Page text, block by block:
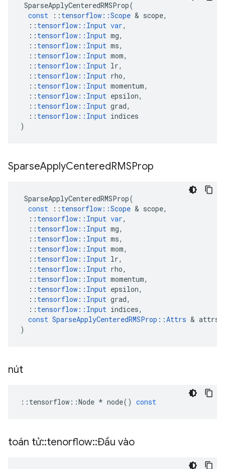
SparseApplyCenteredRMSProp(
const
:: tensorflow ::Scope & scope,
:: tensorflow :: Input var,
:: tensorflow :: Input mg,
:: tensorflow :: Input ms,
:: tensorflow :: Input mom,
:: tensorflow :: Input lr,
:: tensorflow :: Input rho,
:: tensorflow :: Input momentum,
:: tensorflow :: Input epsilon,
:: tensorflow :: Input grad,
:: tensorflow :: Input indices
)
SparseApplyCenteredRMSProp
SparseApplyCenteredRMSProp(
const
:: tensorflow ::Scope & scope,
:: tensorflow :: Input var,
:: tensorflow :: Input mg,
:: tensorflow :: Input ms,
:: tensorflow :: Input mom,
:: tensorflow :: Input lr,
:: tensorflow :: Input rho,
:: tensorflow :: Input momentum,
:: tensorflow :: Input epsilon,
:: tensorflow :: Input grad,
:: tensorflow :: Input indices,
const SparseApplyCenteredRMSProp ::Attrs & attrs
)
nút
:: tensorflow ::Node * node() const
toán tử::tenorflow::Đầu vào